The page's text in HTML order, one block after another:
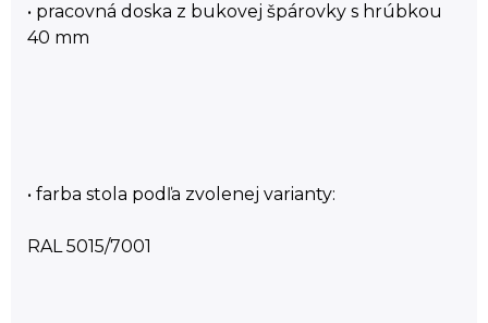
• pracovná doska z bukovej špárovky s hrúbkou
40 mm
• farba stola podľa zvolenej varianty:
RAL 5015/7001